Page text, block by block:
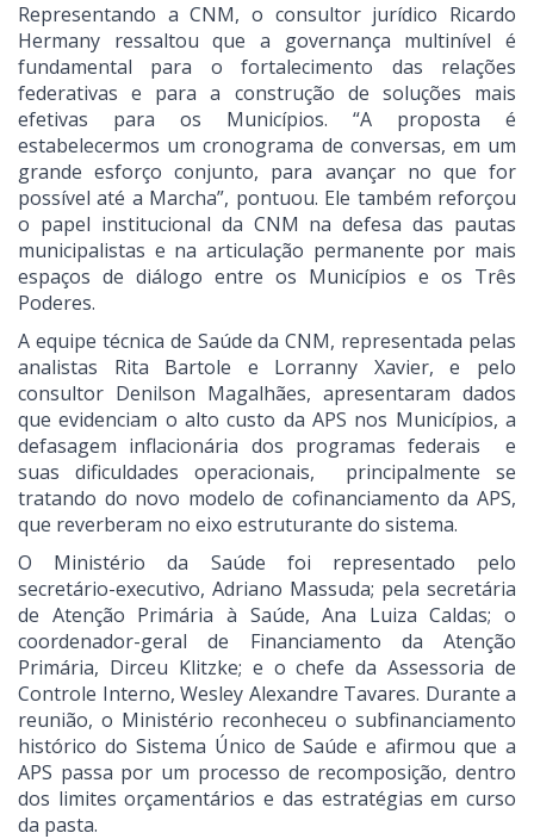
Representando a CNM, o consultor jurídico Ricardo
Hermany ressaltou que a governança multinível é
fundamental para o fortalecimento das relações
federativas e para a construção de soluções mais
efetivas para os Municípios. “A proposta é
estabelecermos um cronograma de conversas, em um
grande esforço conjunto, para avançar no que for
possível até a Marcha”, pontuou. Ele também reforçou
o papel institucional da CNM na defesa das pautas
municipalistas e na articulação permanente por mais
espaços de diálogo entre os Municípios e os Três
Poderes.
A equipe técnica de Saúde da CNM, representada pelas
analistas Rita Bartole e Lorranny Xavier, e pelo
consultor Denilson Magalhães, apresentaram dados
que evidenciam o alto custo da APS nos Municípios, a
defasagem inflacionária dos programas federais e
suas dificuldades operacionais, principalmente se
tratando do novo modelo de cofinanciamento da APS,
que reverberam no eixo estruturante do sistema.
O Ministério da Saúde foi representado pelo
secretário-executivo, Adriano Massuda; pela secretária
de Atenção Primária à Saúde, Ana Luiza Caldas; o
coordenador-geral de Financiamento da Atenção
Primária, Dirceu Klitzke; e o chefe da Assessoria de
Controle Interno, Wesley Alexandre Tavares. Durante a
reunião, o Ministério reconheceu o subfinanciamento
histórico do Sistema Único de Saúde e afirmou que a
APS passa por um processo de recomposição, dentro
dos limites orçamentários e das estratégias em curso
da pasta.